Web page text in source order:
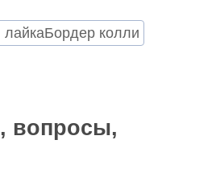
лайкаБордер колли
вопросы,